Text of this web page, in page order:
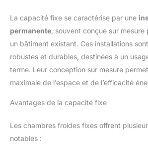
La capacité fixe se caractérise par une
permanente , souvent conçue sur
un bâtiment existant. Ces installations
robustes et durables, destinées à un
terme. Leur conception sur mesure
maximale de l’espace et de l’efficacité
Avantages de la capacité fixe
Les chambres froides fixes offrent
notables :